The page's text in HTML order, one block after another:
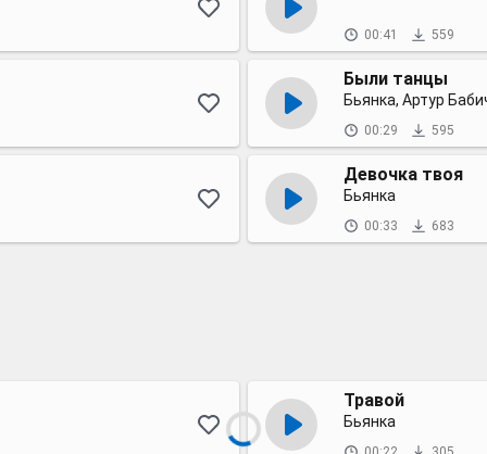
00:41 559
Были танцы
Бьянка, Артур
00:29 595
Девочка твоя
Бьянка
00:33 683
Травой
Бьянка